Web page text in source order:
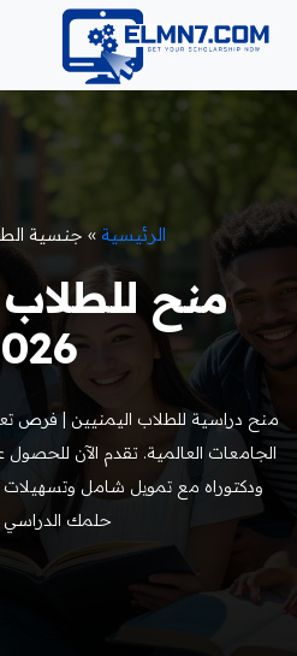
الرئيسية » جنسية
منح للطلاب
منح دراسية للطلاب اليمنيين | فرص
الجامعات العالمية. تقدم الآن
ودكتوراه مع تمويل شامل
حلمك الدراسي